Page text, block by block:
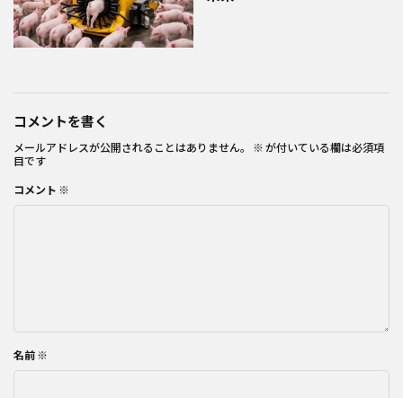
コメントを書く
メールアドレスが公開されることはありません。 ※ が付いている欄は必須項
目です
コメント ※
名前 ※